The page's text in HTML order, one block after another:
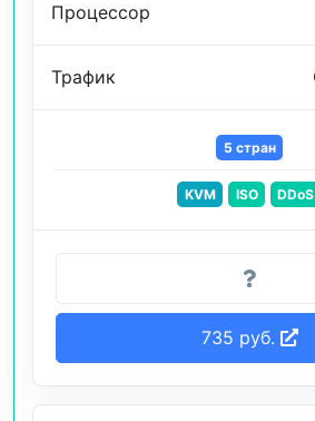
Процессор
Трафик
5 стран
KVM ISO DDoS
735 руб.